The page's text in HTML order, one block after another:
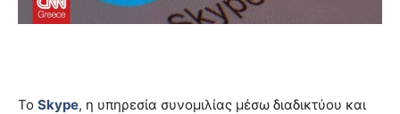
Το Skype, η υπηρεσία συνομιλίας μέσω διαδικτύου και